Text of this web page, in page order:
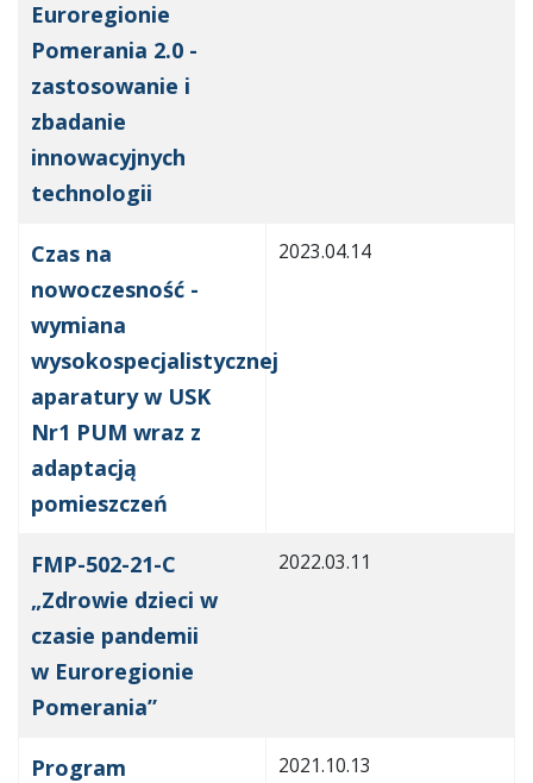
Euroregionie
Pomerania 2.0 -
zastosowanie i
zbadanie
innowacyjnych
technologii
Czas na
nowoczesność -
wymiana
wysokospecjalistycznej
aparatury w USK
Nr1 PUM wraz z
adaptacją
pomieszczeń
2023.04.14
FMP-502-21-C
„Zdrowie dzieci w
czasie pandemii
w Euroregionie
Pomerania”
2022.03.11
Program
2021.10.13